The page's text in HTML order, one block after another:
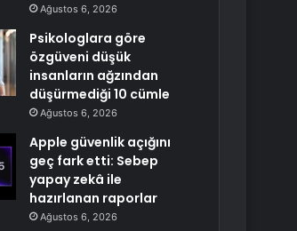
Ağustos 6, 2026
Psikologlara göre
özgüveni düşük
insanların ağzından
düşürmediği 10 cümle
Ağustos 6, 2026
Apple güvenlik açığını
geç fark etti: Sebep
yapay zekâ ile
hazırlanan raporlar
Ağustos 6, 2026